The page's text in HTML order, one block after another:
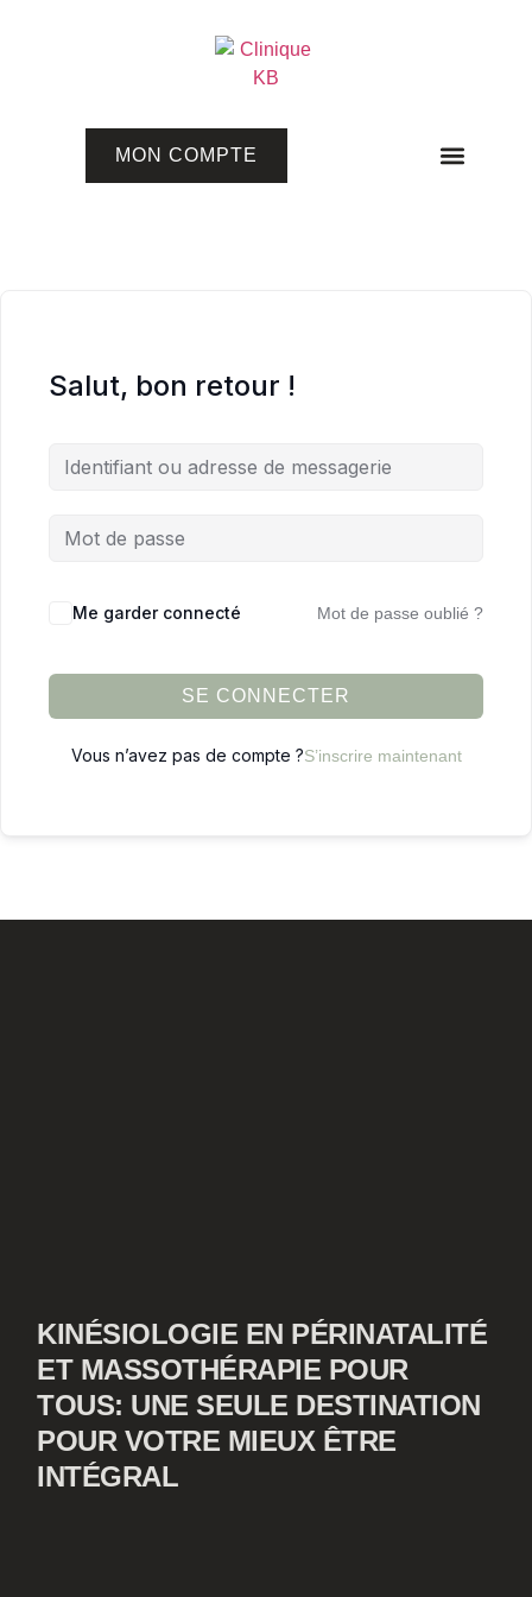
MON COMPTE
Salut, bon retour !
Me garder connecté Mot de passe oublié ?
SE CONNECTER
Vous n’avez pas de compte ?S’inscrire maintenant
KINÉSIOLOGIE EN PÉRINATALITÉ
ET MASSOTHÉRAPIE POUR
TOUS: UNE SEULE DESTINATION
POUR VOTRE MIEUX ÊTRE
INTÉGRAL